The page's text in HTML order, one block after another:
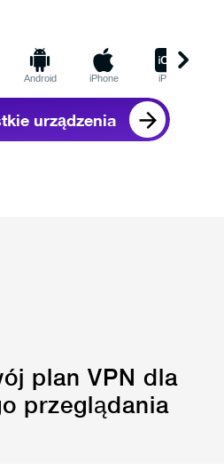
Android iPhone iPad
urządzenia
plan VPN dla
przeglądania